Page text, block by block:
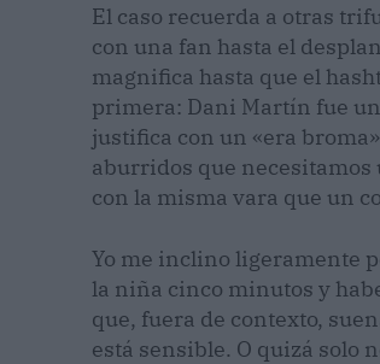
El caso recuerda a otras
con una fan hasta el
magnifica hasta que el
primera: Dani Martín fue
justifica con un «era
aburridos que necesitamos
con la misma vara que un
Yo me inclino ligeramente
la niña cinco minutos y
que, fuera de contexto,
está sensible. O quizá solo